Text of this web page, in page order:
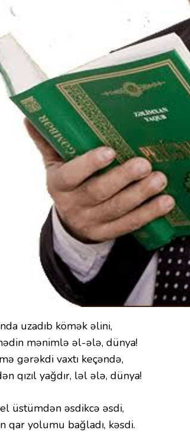
uzadıb kömək əlini,
mənimlə əl-ələ, dünya!
gərəkdi vaxtı keçəndə,
qızıl yağdır, ləl ələ, dünya!
üstümdən əsdikcə əsdi,
qar yolumu bağladı, kəsdi.